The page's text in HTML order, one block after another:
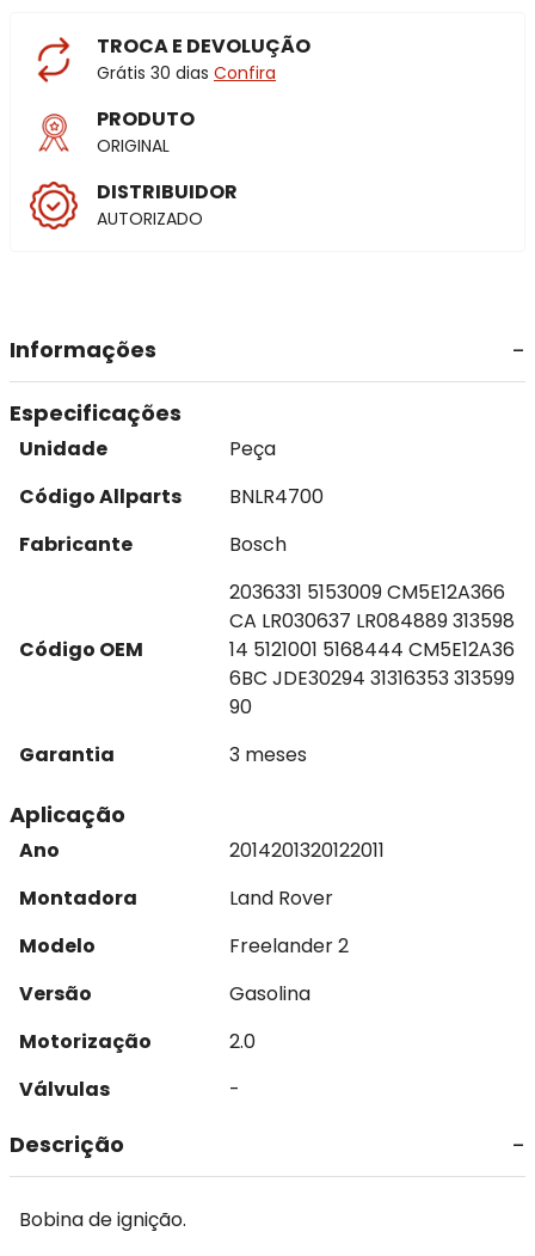
TROCA E DEVOLUÇÃO
Grátis 30 dias Confira
PRODUTO
ORIGINAL
DISTRIBUIDOR
AUTORIZADO
Informações
Especificações
Unidade
Peça
Código Allparts
BNLR4700
Fabricante
Bosch
Código OEM
2036331 5153009 CM5E12A366
CA LR030637 LR084889 313598
14 5121001 5168444 CM5E12A36
6BC JDE30294 31316353 313599
90
Garantia
3 meses
Aplicação
Ano 2014201320122011
Montadora
Land Rover
Modelo
Freelander 2
Versão
Gasolina
Motorização
2.0
Válvulas
-
Descrição
Bobina de ignição.